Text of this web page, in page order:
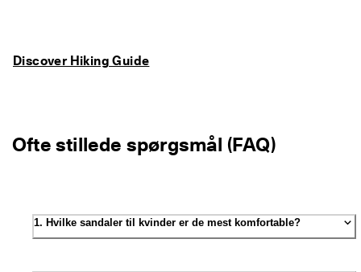
Discover Hiking Guide
Ofte stillede spørgsmål (FAQ)
1. Hvilke sandaler til kvinder er de mest komfortable?